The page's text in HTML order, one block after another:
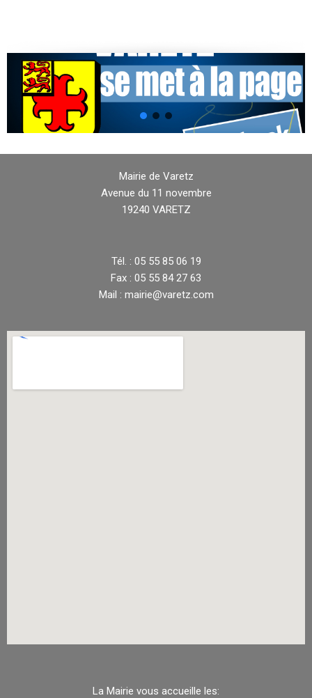
Mairie de Varetz
Avenue du 11 novembre
19240 VARETZ
Tél. : 05 55 85 06 19
Fax : 05 55 84 27 63
Mail : mairie@varetz.com
La Mairie vous accueille les: